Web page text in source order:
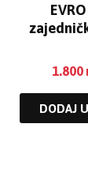
1.800
DODAJ